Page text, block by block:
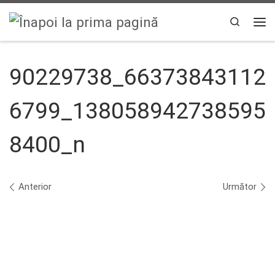
Sari la conținut
Search
90229738_66373843112
6799_138058942738595
8400_n
Navigare în imagini
Anterior Următor